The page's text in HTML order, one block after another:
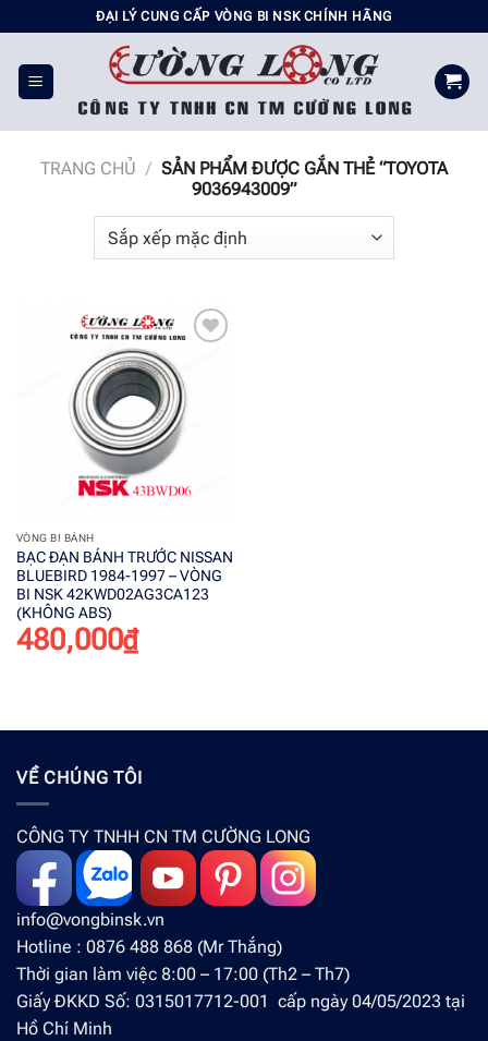
đến
nội
dung
ĐẠI LÝ CUNG CẤP VÒNG BI NSK CHÍNH HÃNG
TRANG CHỦ / SẢN PHẨM ĐƯỢC GẮN THẺ “TOYOTA
9036943009”
Add to
wishlist
VÒNG BI BÁNH
BẠC ĐẠN BÁNH TRƯỚC NISSAN
BLUEBIRD 1984-1997 – VÒNG
BI NSK 42KWD02AG3CA123
(KHÔNG ABS)
480,000₫
VỀ CHÚNG TÔI
CÔNG TY TNHH CN TM CƯỜNG LONG
info@vongbinsk.vn
Hotline : 0876 488 868 (Mr Thắng)
Thời gian làm việc 8:00 – 17:00 (Th2 – Th7)
Giấy ĐKKD Số: 0315017712-001 cấp ngày 04/05/2023 tại
Hồ Chí Minh